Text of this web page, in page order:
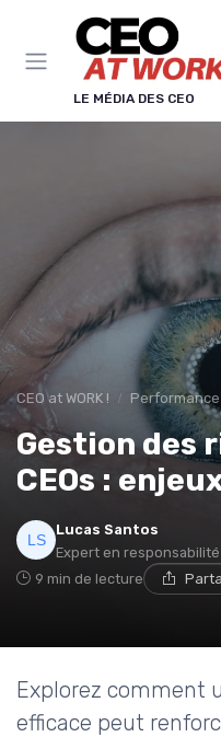
LE MÉDIA DES CEO
CEO at WORK ! Performance
Gestion des
CEOs :
Lucas Santos
Expert en
9 min de lecture
Explorez comment
efficace peut
Panneau de gestion des